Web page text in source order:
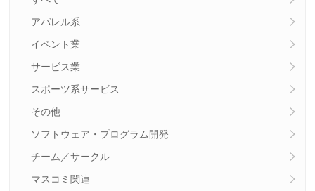
アパレル系
イベント業
サービス業
スポーツ系サービス
その他
ソフトウェア・プログラム開発
チーム／サークル
マスコミ関連